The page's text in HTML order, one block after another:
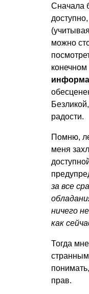
Сначала
можно
конечном
радости.
Помню,
меня
за все
ничего
как
Тогда
прав.